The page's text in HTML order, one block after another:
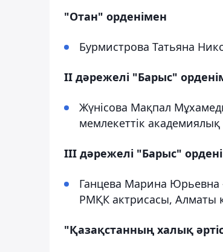
"Отан" орденімен
Бурмистрова Татьяна
ІІ дәрежелі "Барыс"
Жүнісова Мақпал
мемлекеттік
ІІІ дәрежелі "Барыс"
Ганцева Марина Юрьевна
РМҚК актрисасы, Алматы
"Қазақстанның халық